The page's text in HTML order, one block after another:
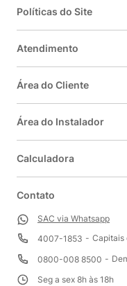
Políticas do Site
Atendimento
Área do Cliente
Área do Instalador
Calculadora
Contato
SAC via Whatsapp
4007-1853
Capitais
0800-008 8500
Seg a sex 8h às 18h